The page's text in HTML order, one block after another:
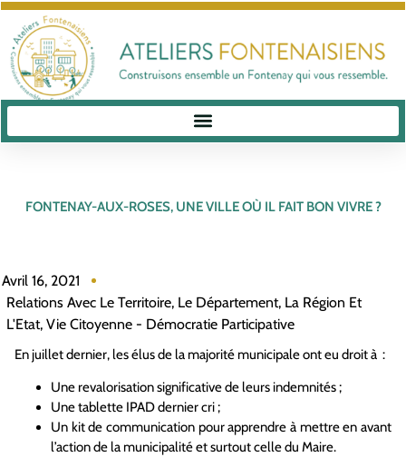
FONTENAY-AUX-ROSES, UNE VILLE OÙ IL FAIT BON VIVRE ?
Avril 16, 2021
Relations Avec Le Territoire, Le Département, La Région Et
L'Etat, Vie Citoyenne - Démocratie Participative
En juillet dernier, les élus de la majorité municipale ont eu droit à :
Une revalorisation significative de leurs indemnités ;
Une tablette IPAD dernier cri ;
Un kit de communication pour apprendre à mettre en avant
l’action de la municipalité et surtout celle du Maire.